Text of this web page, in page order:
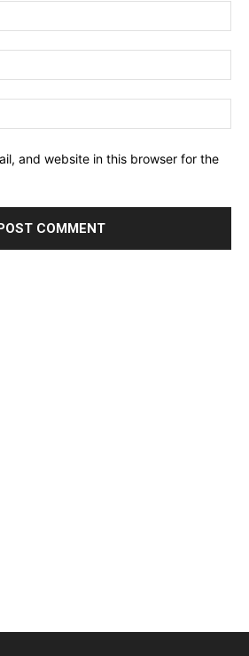
and website in this browser for the